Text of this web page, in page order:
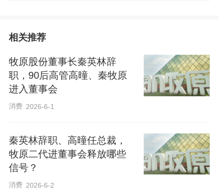
相关推荐
牧原股份董事长秦英林辞
职，90后高管高曈、秦牧原
进入董事会
消费 2026-6-1
秦英林辞职、高曈任总裁，
牧原二代进董事会释放哪些
信号？
消费 2026-6-2